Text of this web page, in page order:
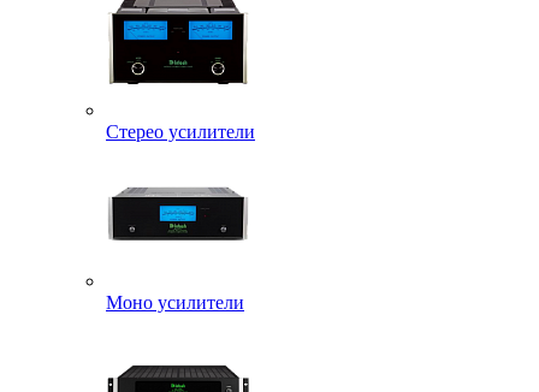
Стерео усилители
Моно усилители